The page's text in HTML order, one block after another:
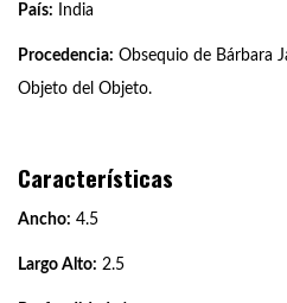
País: India
Procedencia: Obsequio de Bárbara
Objeto del Objeto.
Características
Ancho: 4.5
Largo Alto: 2.5